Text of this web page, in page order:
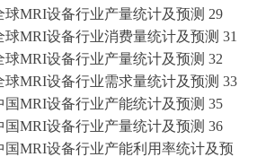
球MRI设备行业产量统计及预测 29
球MRI设备行业消费量统计及预测 31
球MRI设备行业产量统计及预测 32
球MRI设备行业需求量统计及预测 33
国MRI设备行业产能统计及预测 35
国MRI设备行业产量统计及预测 36
国MRI设备行业产能利用率统计及预